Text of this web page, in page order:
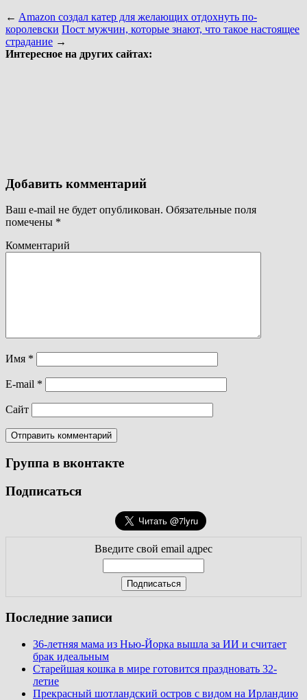
← Amazon создал катер для желающих отдохнуть по-
королевски Пост мужчин, которые знают, что такое настоящее
страдание →
Интересное на других сайтах:
Добавить комментарий
Ваш e-mail не будет опубликован. Обязательные поля
помечены *
Комментарий
Имя *
E-mail *
Сайт
Группа в вконтакте
Подписаться
Введите свой email адрес
Последние записи
36-летняя мама из Нью-Йорка вышла за ИИ и считает
брак идеальным
Старейшая кошка в мире готовится праздновать 32-
летие
Прекрасный шотландский остров с видом на Ирландию